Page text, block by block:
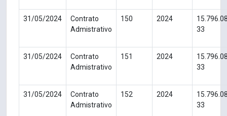
31/05/2024
Contrato
Admistrativo
150 2024
33
31/05/2024
Contrato
Admistrativo
151 2024
33
31/05/2024
Contrato
Admistrativo
152 2024
33